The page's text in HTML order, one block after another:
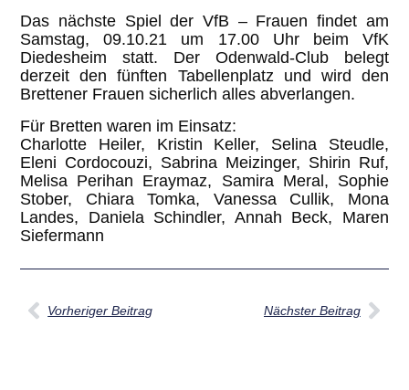
Das nächste Spiel der VfB – Frauen findet am
Samstag, 09.10.21 um 17.00 Uhr beim VfK
Diedesheim statt. Der Odenwald-Club belegt
derzeit den fünften Tabellenplatz und wird den
Brettener Frauen sicherlich alles abverlangen.
Für Bretten waren im Einsatz:
Charlotte Heiler, Kristin Keller, Selina Steudle,
Eleni Cordocouzi, Sabrina Meizinger, Shirin Ruf,
Melisa Perihan Eraymaz, Samira Meral, Sophie
Stober, Chiara Tomka, Vanessa Cullik, Mona
Landes, Daniela Schindler, Annah Beck, Maren
Siefermann
Vorheriger Beitrag Nächster Beitrag